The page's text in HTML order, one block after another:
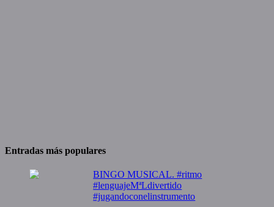
Entradas más populares
BINGO MUSICAL. #ritmo
#lenguajeMªLdivertido
#jugandoconelinstrumento